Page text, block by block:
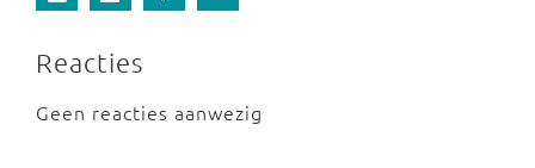
Reacties
Geen reacties aanwezig